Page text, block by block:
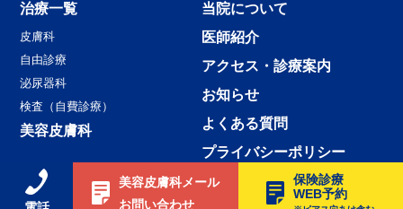
美容皮膚科メール
お問い合わせ
保険診療
WEB予約
治療一覧
皮膚科
自由診療
泌尿器科
検査（自費診療）
美容皮膚科
当院について
医師紹介
アクセス・診療案内
お知らせ
よくある質問
プライバシーポリシー
Copyright © Shonan Hifuka Clinic Machida All Rights Reserved.